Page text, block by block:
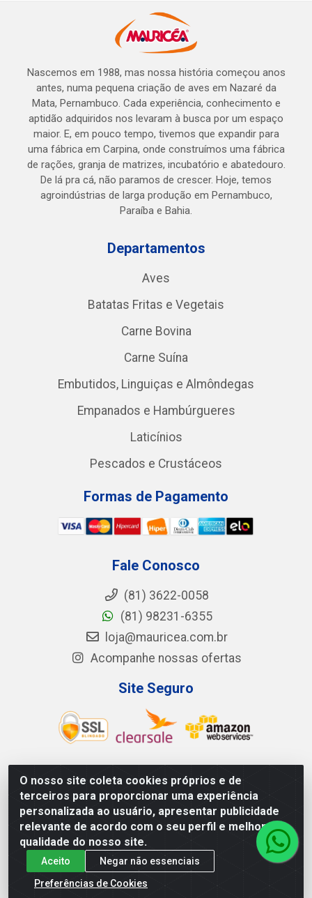
O nosso site coleta cookies próprios e de
terceiros para proporcionar uma experiência
personalizada ao usuário, apresentar publicidade
relevante de acordo com o seu perfil e melhorar a
qualidade do nosso site.
Aceito
Negar não essenciais
Preferências de Cookies
Nascemos em 1988, mas nossa história começou anos
antes, numa pequena criação de aves em Nazaré da
Mata, Pernambuco. Cada experiência, conhecimento e
aptidão adquiridos nos levaram à busca por um espaço
maior. E, em pouco tempo, tivemos que expandir para
uma fábrica em Carpina, onde construímos uma fábrica
de rações, granja de matrizes, incubatório e abatedouro.
De lá pra cá, não paramos de crescer. Hoje, temos
agroindústrias de larga produção em Pernambuco,
Paraíba e Bahia.
Departamentos
Aves
Batatas Fritas e Vegetais
Carne Bovina
Carne Suína
Embutidos, Linguiças e Almôndegas
Empanados e Hambúrgueres
Laticínios
Pescados e Crustáceos
Formas de Pagamento
Fale Conosco
(81) 3622-0058
(81) 98231-6355
loja@mauricea.com.br
Acompanhe nossas ofertas
Site Seguro
Mauricéa Alimentos do Nordeste Ltda - BR 408, KM 55,
S/N - Zona Rural - Nazaré da Mata/PE - CEP 55.810-000
- CNPJ: 12.819.074/0002-14